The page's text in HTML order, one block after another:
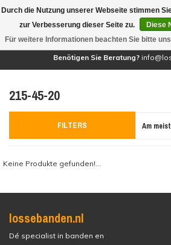
Benötigen Sie Beratung?
215-45-20
FILTERS Am
Keine Produkte gefunden!...
lossebanden.nl
Dé specialist in banden en
Durch die Nutzung unserer Webseite stimmen
zur Verbesserung dieser Seite zu.
Diese
Für weitere Informationen beachten Sie bitte